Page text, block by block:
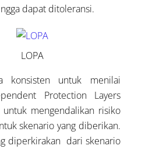
dapat ditoleransi.
LOPA
konsisten untuk menilai
Protection Layers
untuk mengendalikan risiko
skenario yang diberikan.
diperkirakan dari skenario